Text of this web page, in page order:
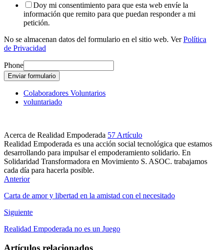
Doy mi consentimiento para que esta web envíe la
información que remito para que puedan responder a mi
petición.
No se almacenan datos del formulario en el sitio web. VerPolítica
de Privacidad
Phone
Enviar formulario
Colaboradores Voluntarios
voluntariado
Acerca de Realidad Empoderada 57 Artículo
Realidad Empoderada es una acción social tecnológica que estamos
desarrollando para impulsar el empoderamiento solidario. En
Solidaridad Transformadora en Movimiento S. ASOC. trabajamos
cada día para hacerla posible.
Sitio
Facebook
Instagram
Twitter
LinkedIn
Anterior
Carta de amor y libertad en la amistad con el necesitado
Siguiente
Realidad Empoderada no es un Juego
Artículos relacionados